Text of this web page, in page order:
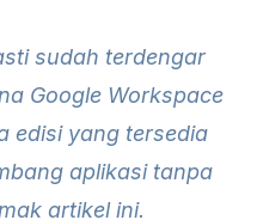
sudah terdengar
Google Workspace
edisi yang tersedia
aplikasi tanpa
artikel ini.